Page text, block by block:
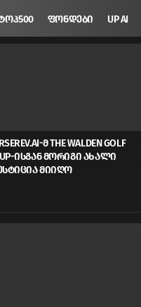
ᲤᲝᲜᲓᲔᲑᲘ UP AI
Მ THE WALDEN GOLF
ᲘᲡᲒᲐᲜ ᲛᲝᲠᲘᲒᲘ ᲐᲮᲐᲚᲘ
ᲛᲘᲘᲦᲝ